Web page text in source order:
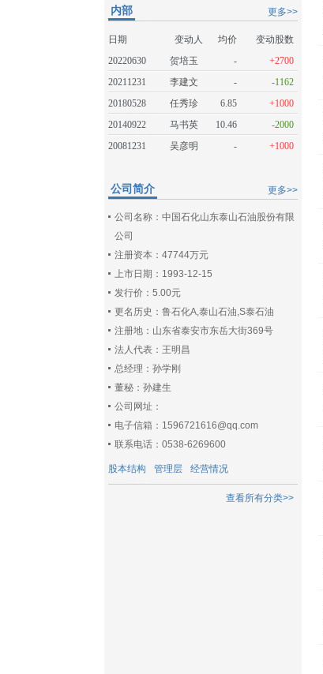
更多>>
内部
日期 变动人 均价
变动股数
20220630
贺培玉 -
+2700
20211231
李建文 -
-1162
20180528
任秀珍 6.85
+1000
20140922
马书英 10.46
-2000
20081231
吴彦明 - +1000
更多>>
公司简介
公司名称：中国石化山东泰山石油股份有限
公司
注册资本：47744万元
上市日期：1993-12-15
发行价：5.00元
更名历史：鲁石化A,泰山石油,S泰石油
注册地：山东省泰安市东岳大街369号
法人代表：王明昌
总经理：孙学刚
董秘：孙建生
公司网址：
电子信箱：1596721616@qq.com
联系电话：0538-6269600
股本结构 管理层 经营情况
查看所有分类>>